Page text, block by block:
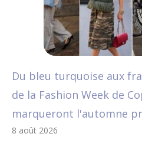
Du bleu turquoise aux
de la Fashion Week de
marqueront l'automne
8 août 2026